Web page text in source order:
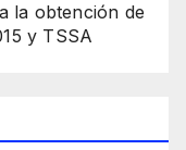
la obtención de
y TSSA